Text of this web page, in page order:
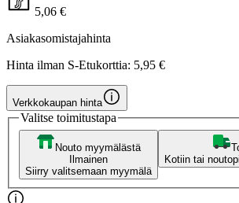
5,06 €
Asiakasomistajahinta
Hinta ilman S-Etukorttia: 5,95 €
Verkkokaupan hinta
Valitse toimitustapa
Nouto myymälästä
Ilmainen
Siirry valitsemaan myymälä
Kotiin tai